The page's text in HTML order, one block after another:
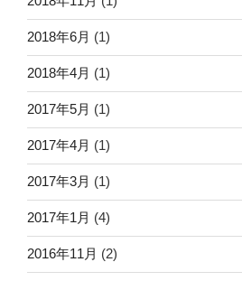
2018年6月 (1)
2018年4月 (1)
2017年5月 (1)
2017年4月 (1)
2017年3月 (1)
2017年1月 (4)
2016年11月 (2)